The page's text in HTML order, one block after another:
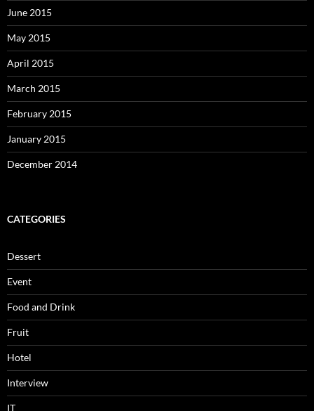
June 2015
May 2015
April 2015
March 2015
February 2015
January 2015
December 2014
CATEGORIES
Dessert
Event
Food and Drink
Fruit
Hotel
Interview
IT